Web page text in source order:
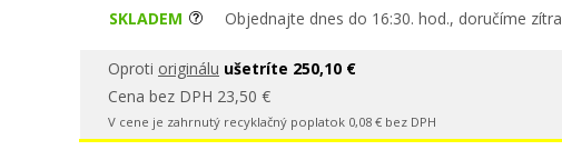
SKLADEM Objednajte dnes do 16:30. hod., doručíme zítra
Oproti originálu ušetríte 250,10 €
Cena bez DPH 23,50 €
V cene je zahrnutý recyklačný poplatok 0,08 € bez DPH